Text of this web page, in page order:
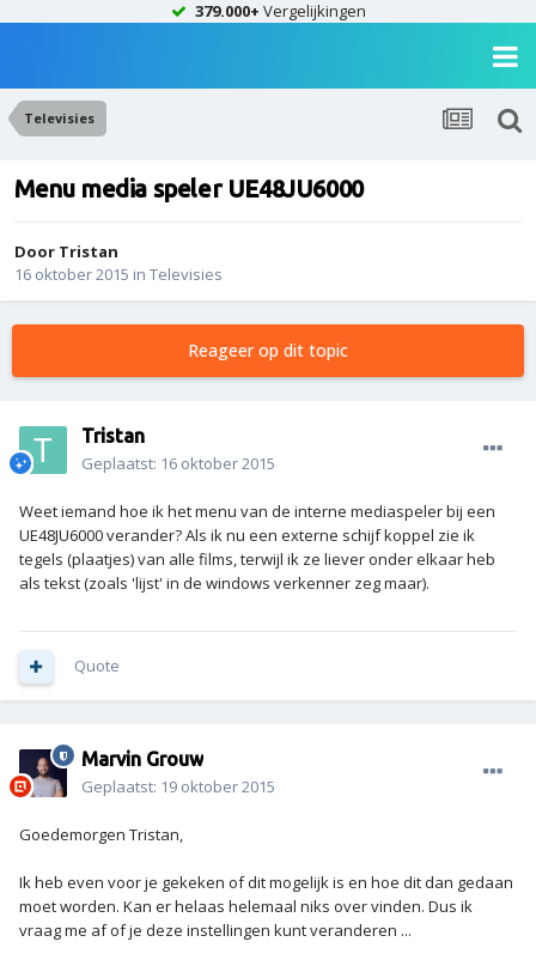
379.000+ Vergelijkingen
Televisies
Menu media speler UE48JU6000
Door Tristan
16 oktober 2015 in Televisies
Reageer op dit topic
Tristan
Geplaatst: 16 oktober 2015
Weet iemand hoe ik het menu van de interne mediaspeler bij een
UE48JU6000 verander? Als ik nu een externe schijf koppel zie ik
tegels (plaatjes) van alle films, terwijl ik ze liever onder elkaar heb
als tekst (zoals 'lijst' in de windows verkenner zeg maar).
Quote
Marvin Grouw
Geplaatst: 19 oktober 2015
Goedemorgen Tristan,
Ik heb even voor je gekeken of dit mogelijk is en hoe dit dan gedaan
moet worden. Kan er helaas helemaal niks over vinden. Dus ik
vraag me af of je deze instellingen kunt veranderen ...